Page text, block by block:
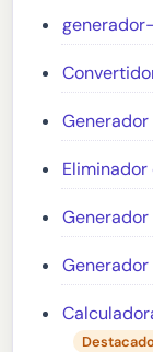
Generador
Generador
Destacado